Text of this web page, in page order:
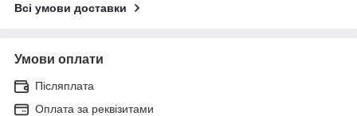
Всі умови доставки
Умови оплати
Післяплата
Оплата за реквізитами